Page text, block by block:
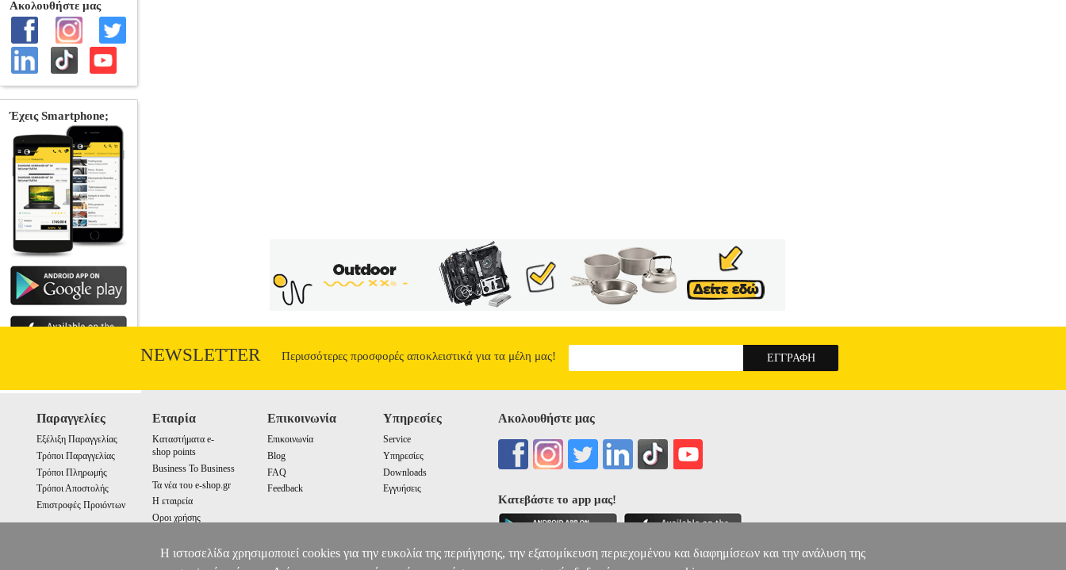
NEWSLETTER Περισσότερες προσφορές αποκλειστικά για τα μέλη μας!
Παραγγελίες
Εξέλιξη Παραγγελίας
Τρόποι Παραγγελίας
Τρόποι Πληρωμής
Τρόποι Αποστολής
Επιστροφές Προιόντων
Εταιρία
Καταστήματα e-
shop points
Business To Business
Τα νέα του e-shop.gr
Η εταιρεία
Οροι χρήσης
Επικοινωνία
Επικοινωνία
Blog
FAQ
Feedback
Υπηρεσίες
Service
Υπηρεσίες
Downloads
Εγγυήσεις
Ακολουθήστε μας
Κατεβάστε το app μας!
Η ιστοσελίδα χρησιμοποιεί cookies για την ευκολία της περιήγησης, την εξατομίκευση περιεχομένου και διαφημίσεων και την ανάλυση της